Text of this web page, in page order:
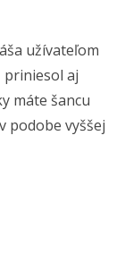
užívateľom
priniesol aj
máte šancu
podobe vyššej